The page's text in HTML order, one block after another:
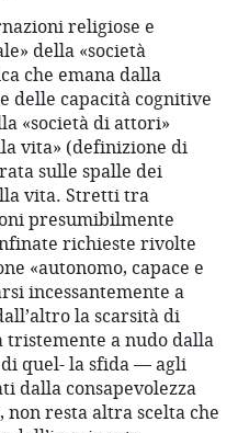
religiose e
della «società
che emana dalla
delle capacità cognitive
«società di attori»
vita» (definizione di
sulle spalle dei
vita. Stretti tra
presumibilmente
richieste rivolte
«autonomo, capace e
incessantemente a
la scarsità di
tristemente a nudo dalla
quel- la sfida — agli
dalla consapevolezza
resta altra scelta che